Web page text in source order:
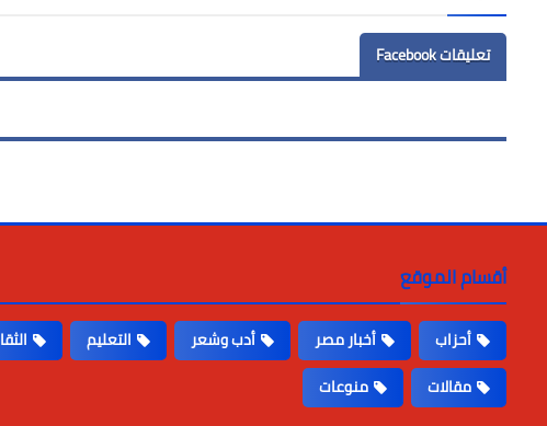
تعليقات Facebook
أقسام الموقع
أحزاب أخبار مصر أدب وشعر التعليم
مقالات
منوعات